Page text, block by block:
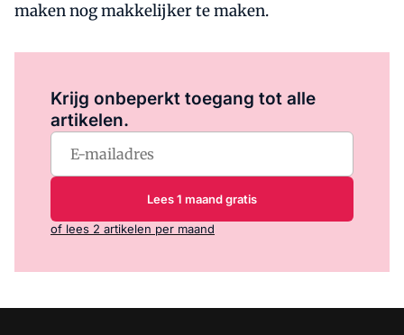
maken nog makkelijker te maken.
Krijg onbeperkt toegang tot alle
artikelen.
Lees 1 maand gratis
of lees 2 artikelen per maand